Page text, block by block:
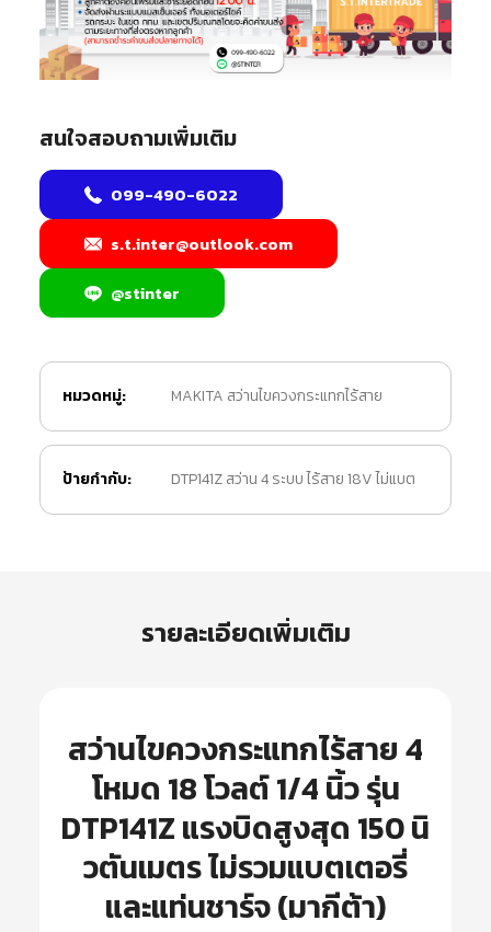
สนใจสอบถามเพิ่มเติม
099-490-6022
s.t.inter@outlook.com
@stinter
หมวดหมู่: MAKITA สว่านไขควงกระแทกไร้สาย
ป้ายกำกับ: DTP141Z สว่าน 4 ระบบ ไร้สาย 18V ไม่แบต
รายละเอียดเพิ่มเติม
สว่านไขควงกระแทกไร้สาย 4
โหมด 18 โวลต์ 1/4 นิ้ว รุ่น
DTP141Z แรงบิดสูงสุด 150 นิ
วตันเมตร ไม่รวมแบตเตอรี่
และแท่นชาร์จ (มากีต้า)